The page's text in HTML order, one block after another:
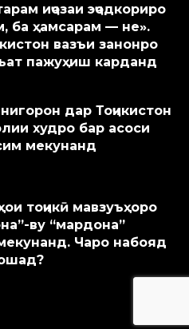
иҷозаи эҷодкориро
ба ҳамсарам — не».
вазъи занонро
пажуҳиш карданд
дар Тоҷикистон
худро бар асоси
мекунанд
тоҷикӣ мавзуъҳоро
ву “мардона”
Чаро набояд